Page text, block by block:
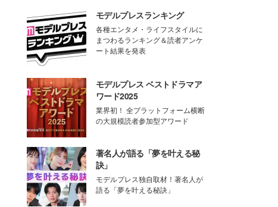
モデルプレスランキング
各種エンタメ・ライフスタイルに
まつわるランキング＆読者アンケ
ート結果を発表
モデルプレス ベストドラマア
ワード2025
業界初！ 全プラットフォーム横断
の大規模読者参加型アワード
著名人が語る「夢を叶える秘
訣」
モデルプレス独自取材！著名人が
語る「夢を叶える秘訣」